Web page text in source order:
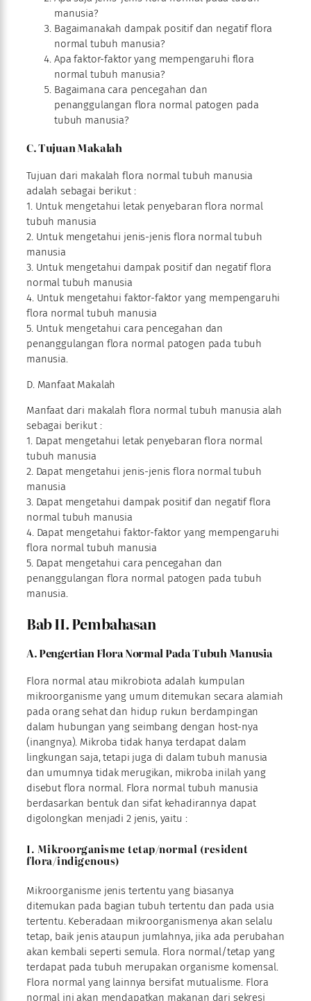
manusia?
Bagaimanakah dampak positif dan negatif flora
normal tubuh manusia?
Apa faktor-faktor yang mempengaruhi flora
normal tubuh manusia?
Bagaimana cara pencegahan dan
penanggulangan flora normal patogen pada
tubuh manusia?
C. Tujuan Makalah
Tujuan dari makalah flora normal tubuh manusia
adalah sebagai berikut :
1. Untuk mengetahui letak penyebaran flora normal
tubuh manusia
2. Untuk mengetahui jenis-jenis flora normal tubuh
manusia
3. Untuk mengetahui dampak positif dan negatif flora
normal tubuh manusia
4. Untuk mengetahui faktor-faktor yang mempengaruhi
flora normal tubuh manusia
5. Untuk mengetahui cara pencegahan dan
penanggulangan flora normal patogen pada tubuh
manusia.
D. Manfaat Makalah
Manfaat dari makalah flora normal tubuh manusia alah
sebagai berikut :
1. Dapat mengetahui letak penyebaran flora normal
tubuh manusia
2. Dapat mengetahui jenis-jenis flora normal tubuh
manusia
3. Dapat mengetahui dampak positif dan negatif flora
normal tubuh manusia
4. Dapat mengetahui faktor-faktor yang mempengaruhi
flora normal tubuh manusia
5. Dapat mengetahui cara pencegahan dan
penanggulangan flora normal patogen pada tubuh
manusia.
Bab II. Pembahasan
A. Pengertian Flora Normal Pada Tubuh Manusia
Flora normal atau mikrobiota adalah kumpulan
mikroorganisme yang umum ditemukan secara alamiah
pada orang sehat dan hidup rukun berdampingan
dalam hubungan yang seimbang dengan host-nya
(inangnya). Mikroba tidak hanya terdapat dalam
lingkungan saja, tetapi juga di dalam tubuh manusia
dan umumnya tidak merugikan, mikroba inilah yang
disebut flora normal. Flora normal tubuh manusia
berdasarkan bentuk dan sifat kehadirannya dapat
digolongkan menjadi 2 jenis, yaitu :
I. Mikroorganisme tetap/normal (resident
flora/indigenous)
Mikroorganisme jenis tertentu yang biasanya
ditemukan pada bagian tubuh tertentu dan pada usia
tertentu. Keberadaan mikroorganismenya akan selalu
tetap, baik jenis ataupun jumlahnya, jika ada perubahan
akan kembali seperti semula. Flora normal/tetap yang
terdapat pada tubuh merupakan organisme komensal.
Flora normal yang lainnya bersifat mutualisme. Flora
normal ini akan mendapatkan makanan dari sekresi